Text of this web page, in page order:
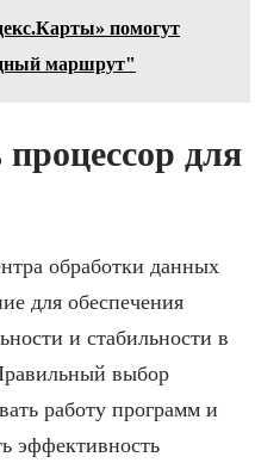
помогут
маршрут"
для
обработки данных
для обеспечения
и стабильности в
выбор
работу программ и
эффективность